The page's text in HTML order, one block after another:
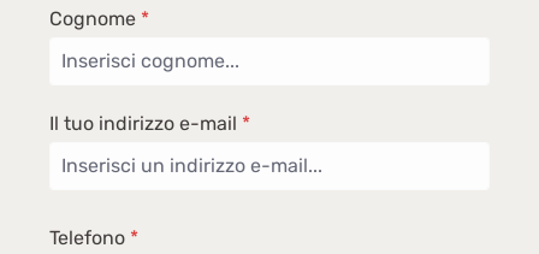
Cognome *
Il tuo indirizzo e-mail *
Telefono *